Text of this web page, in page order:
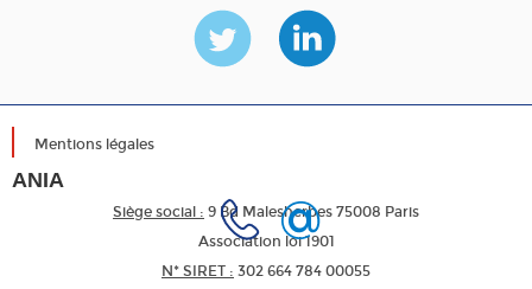
Mentions légales
ANIA
Siège social : 9 Bd Malesherbes 75008 Paris
Association loi 1901
N* SIRET : 302 664 784 00055